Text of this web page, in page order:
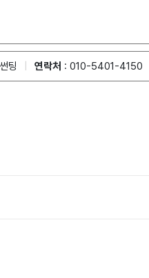
팅 연락처 : 010-5401-4150